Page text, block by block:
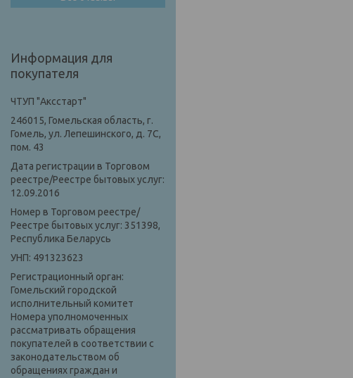
Информация для
покупателя
ЧТУП "Аксстарт"
246015, Гомельская область, г.
Гомель, ул. Лепешинского, д. 7С,
пом. 43
Дата регистрации в Торговом
реестре/Реестре бытовых услуг:
12.09.2016
Номер в Торговом реестре/
Реестре бытовых услуг: 351398,
Республика Беларусь
УНП: 491323623
Регистрационный орган:
Гомельский городской
исполнительный комитет
Номера уполномоченных
рассматривать обращения
покупателей в соответствии с
законодательством об
обращениях граждан и